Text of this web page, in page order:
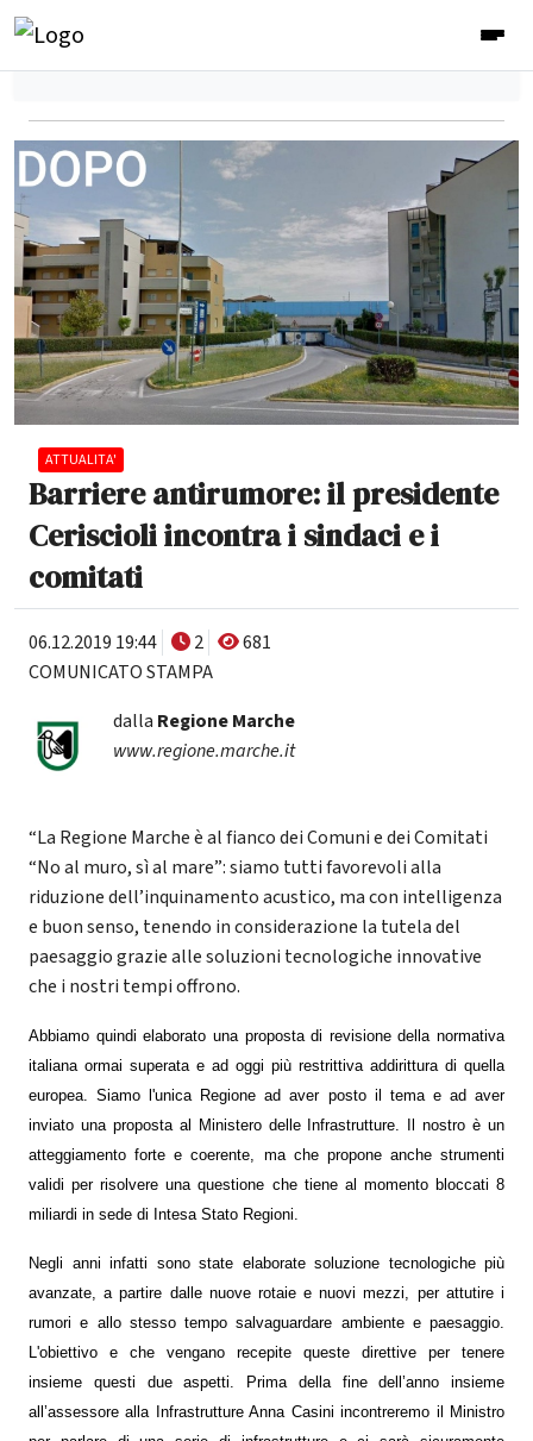
ATTUALITA'
Barriere antirumore: il presidente
Ceriscioli incontra i sindaci e i
comitati
06.12.2019 19:44 2
681
COMUNICATO STAMPA
dalla Regione Marche
www.regione.marche.it
“La Regione Marche è al fianco dei Comuni e dei Comitati
“No al muro, sì al mare”: siamo tutti favorevoli alla
riduzione dell’inquinamento acustico, ma con intelligenza
e buon senso, tenendo in considerazione la tutela del
paesaggio grazie alle soluzioni tecnologiche innovative
che i nostri tempi offrono.
Abbiamo quindi elaborato una proposta di revisione della normativa
italiana ormai superata e ad oggi più restrittiva addirittura di quella
europea. Siamo l'unica Regione ad aver posto il tema e ad aver
inviato una proposta al Ministero delle Infrastrutture. Il nostro è un
atteggiamento forte e coerente, ma che propone anche strumenti
validi per risolvere una questione che tiene al momento bloccati 8
miliardi in sede di Intesa Stato Regioni.
Negli anni infatti sono state elaborate soluzione tecnologiche più
avanzate, a partire dalle nuove rotaie e nuovi mezzi, per attutire i
rumori e allo stesso tempo salvaguardare ambiente e paesaggio.
L'obiettivo e che vengano recepite queste direttive per tenere
insieme questi due aspetti. Prima della fine dell’anno insieme
all’assessore alla Infrastrutture Anna Casini incontreremo il Ministro